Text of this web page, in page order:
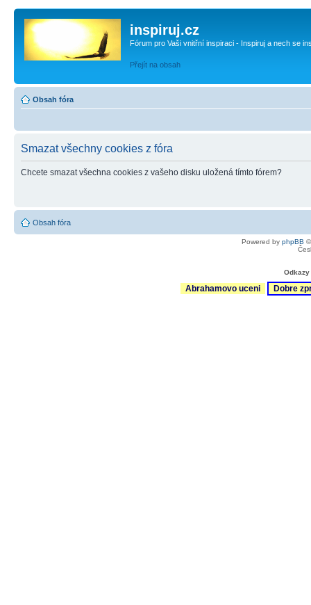
inspiruj.cz
Fórum pro Vaši vnitřní inspiraci - Inspiruj a nech se
Přejít na obsah
Obsah fóra
Smazat všechny cookies z fóra
Chcete smazat všechna cookies z vašeho disku uložená tímto fórem?
Obsah fóra
Powered by phpBB
Abrahamovo uceni Dobre